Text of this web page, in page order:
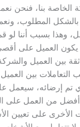
الخاصة بنا، فنحن
بالشكل المطلوب،
وهذا بسبب أننا لو
العميل على
بين العميل
التعاملات بين
تم إرضائه،
أفضل من العمل على
الأخرى على تعيين